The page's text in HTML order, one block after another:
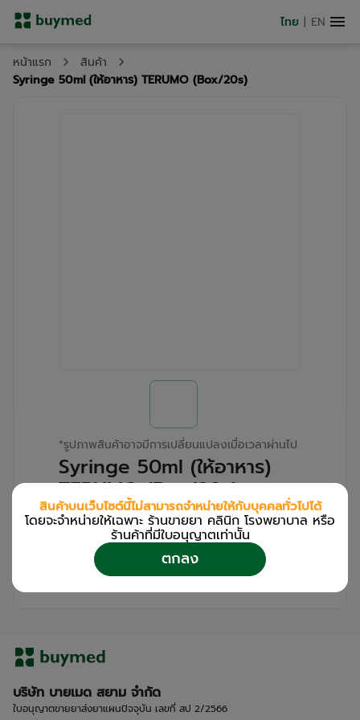
ไทย | EN
หน้าแรก
สินค้า
Syringe 50ml (ให้อาหาร) TERUMO (Box/20s)
*รูปภาพสินค้าอาจมีการเปลี่ยนแปลงเมื่อเวลาผ่านไป
Syringe 50ml (ให้อาหาร)
TERUMO (Box/20s)
สำหรับลูกค้าเฉพาะร้านขายยา คลินิก และโรง
เข้าสู่ระบบ
ลงทะเบียน
เพื่อดูรายละเอียดเพิ่มเติม
บริษัท บายเมด สยาม จำกัด
ใบอนุญาตขายยาส่งยาแผนปัจจุบัน เลขที่ สป 2/2566
สินค้าบนเว็บไซต์นี้ไม่สามารถจำหน่ายให้กับบุคคลทั่วไปได้
โดยจะจำหน่ายให้เฉพาะ ร้านขายยา คลินิก โรงพยาบาล หรือ
ร้านค้าที่มีใบอนุญาตเท่านััน
ตกลง